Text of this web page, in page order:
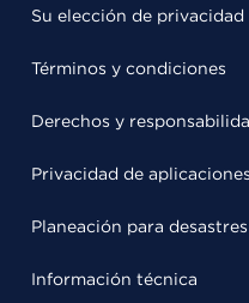
Su elección de privacidad
Términos y condiciones
Derechos y
Privacidad de
Planeación para desastres
Información técnica